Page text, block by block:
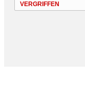
VERGRIFFEN